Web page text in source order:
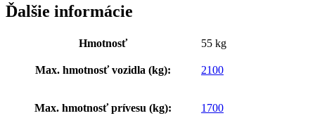
Ďalšie informácie
Hmotnosť 55 kg
Max. hmotnosť vozidla (kg): 2100
Max. hmotnosť prívesu (kg): 1700